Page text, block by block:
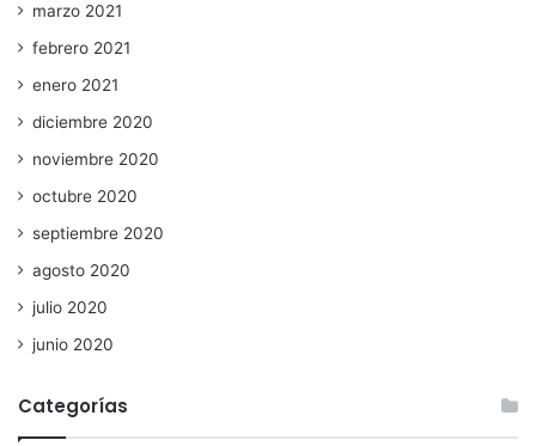
marzo 2021
febrero 2021
enero 2021
diciembre 2020
noviembre 2020
octubre 2020
septiembre 2020
agosto 2020
julio 2020
junio 2020
Categorías